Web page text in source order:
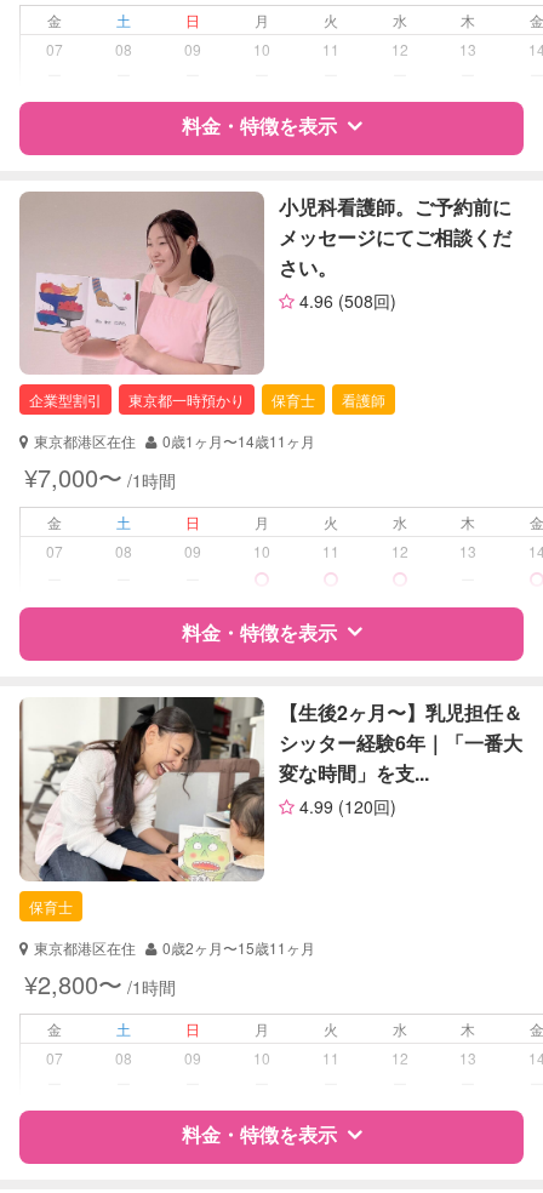
夜間対応
お泊まり保育
病児対応 病児、病後児、ともに不可
障がい児対応 対応可否は個別に相談
定期予約 お引き受けしていません
お子様の撮影
（定期特典）
対応不可
金 土 日 月 火 水 木
07
08 09 10 11 12 13
料金・特徴を表示
特徴 料金 レビュー
サポートの特徴
資格
企業型割引対象(旧内閣府補助対象)
自治体届出済ベビーシッター
保育士
対応可能/特徴
送迎サポート
病児対応 病児、病後児、ともに不可
障がい児対応 対応可否は個別に相談
レッスン 絵・工作レッスン
お引き受けしていません
お子様の撮影
（定期特典）
対応不可
小児科看護師。ご予約前に
メッセージにてご相談くだ
さい。
4.96 (508回)
企業型割引 東京都一時預かり 保育士
看護師
東京都港区在住
0歳1ヶ月〜14歳11ヶ月
¥7,000〜 /1時間
金 土 日 月 火 水 木
07
08 09 10 11 12 13
料金・特徴を表示
特徴 料金 レビュー
サポートの特徴
資格
企業型割引対象(旧内閣府補助対象)
自治体届出済ベビーシッター
保育士
お泊まり保育
外国語対応
病児対応 病児、病後児、ともに可能
障がい児対応 対応可否は個別に相談
【生後2ヶ月〜】乳児担任＆
シッター経験6年｜「一番大
変な時間」を支...
4.99 (120回)
保育士
東京都港区在住
0歳2ヶ月〜15歳11ヶ月
¥2,800〜 /1時間
金 土 日 月 火 水 木
07
08 09 10 11 12 13
料金・特徴を表示